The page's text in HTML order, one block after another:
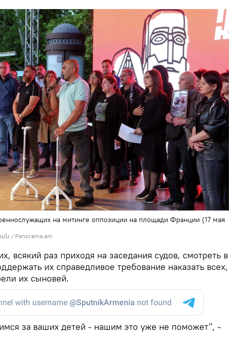
на митинге оппозиции на площади Франции (17 мая
/ Panorama.am
всякий раз приходя на заседания судов, смотреть в
их справедливое требование наказать всех,
их сыновей.
за ваших детей - нашим это уже не поможет", -